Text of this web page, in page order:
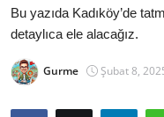
Mutfak Püf Noktaları
Mekan & Lezzet
Bu yazıda Kadıköy’de
detaylıca ele alacağız.
Gurme Şubat 8,